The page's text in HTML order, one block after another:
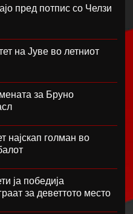
пред потпис со Челзи
на Јуве во летниот
за Бруно
најскап голман во
ја победија
за деветтото место